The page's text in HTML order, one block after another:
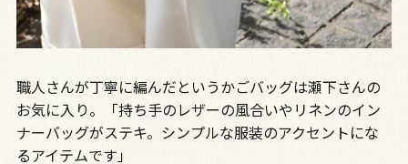
職人さんが丁寧に編んだというかごバッグは瀬下さんの
お気に入り。「持ち手のレザーの風合いやリネンのイン
ナーバッグがステキ。シンプルな服装のアクセントにな
るアイテムです」